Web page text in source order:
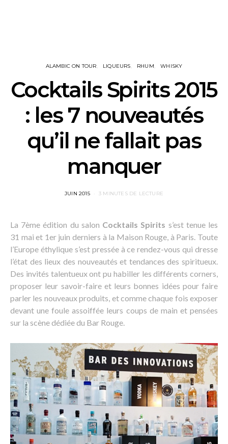
ALAMBIC ON TOUR LIQUEURS RHUM WHISKY
Cocktails Spirits 2015
: les 7 nouveautés
qu’il ne fallait pas
manquer
POSTED
JUIN 2015 3 MINUTES DE LECTURE
La 7ème édition du salon Cocktails Spirits s’est tenue les
31 mai et 1er juin derniers à la Maison Rouge, à Paris. Toute
l’Europe éthylique s’est pressée à ce rendez-vous qui dresse
l’état des lieux des nouveautés et tendances des spiritueux.
Des invités talentueux ont pu habiller les différents corners,
proposer leur savoir-faire et leurs bonnes idées pour faire
parler les nouveaux produits, et comme chaque fois exposer
devant une foule assoiffée leurs coups de main et pensées
sur la scène dédiée du Bar Rouge.